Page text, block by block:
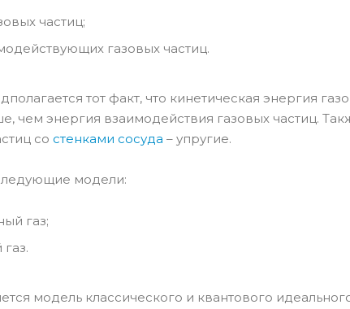
частиц;
газовых частиц.
тот факт, что кинетическая энергия
чем энергия взаимодействия газовых частиц.
со стенками сосуда – упругие.
модели:
газ;
модель классического и квантового